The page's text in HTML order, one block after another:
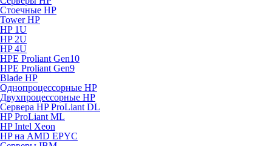
Стоечные HP
Tower HP
HP 1U
HP 2U
HP 4U
HPE Proliant Gen10
HPE Proliant Gen9
Blade HP
Однопроцессорные HP
Двухпроцессорные HP
Сервера HP ProLiant DL
HP ProLiant ML
HP Intel Xeon
HP на AMD EPYC